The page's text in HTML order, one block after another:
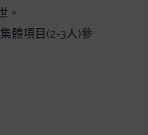
。
體項目(2-3人)參